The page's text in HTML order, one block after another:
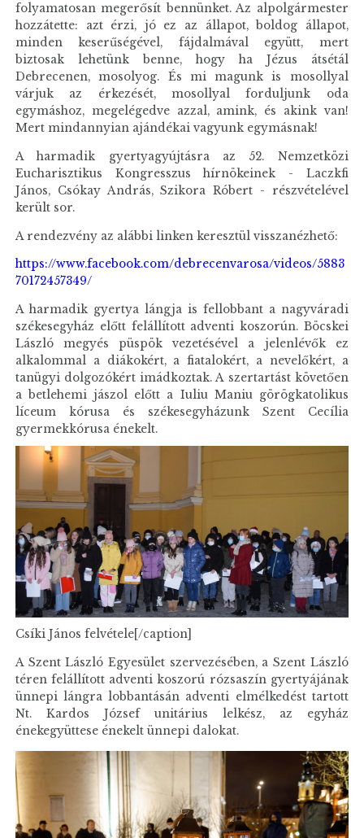
folyamatosan megerősít bennünket. Az alpolgármester
hozzátette: azt érzi, jó ez az állapot, boldog állapot,
minden keserűségével, fájdalmával együtt, mert
biztosak lehetünk benne, hogy ha Jézus átsétál
Debrecenen, mosolyog. És mi magunk is mosollyal
várjuk az érkezését, mosollyal forduljunk oda
egymáshoz, megelégedve azzal, amink, és akink van!
Mert mindannyian ajándékai vagyunk egymásnak!
A harmadik gyertyagyújtásra az 52. Nemzetközi
Eucharisztikus Kongresszus hírnökeinek - Laczkfi
János, Csókay András, Szikora Róbert - részvételével
került sor.
A rendezvény az alábbi linken keresztül visszanézhető:
https://www.facebook.com/debrecenvarosa/videos/5883
70172457349/
A harmadik gyertya lángja is fellobbant a nagyváradi
székesegyház előtt felállított adventi koszorún. Böcskei
László megyés püspök vezetésével a jelenlévők ez
alkalommal a diákokért, a fiatalokért, a nevelőkért, a
tanügyi dolgozókért imádkoztak. A szertartást követően
a betlehemi jászol előtt a Iuliu Maniu görögkatolikus
líceum kórusa és székesegyházunk Szent Cecília
gyermekkórusa énekelt.
Csíki János felvétele[/caption]
A Szent László Egyesület szervezésében, a Szent László
téren felállított adventi koszorú rózsaszín gyertyájának
ünnepi lángra lobbantásán adventi elmélkedést tartott
Nt. Kardos József unitárius lelkész, az egyház
énekegyüttese énekelt ünnepi dalokat.